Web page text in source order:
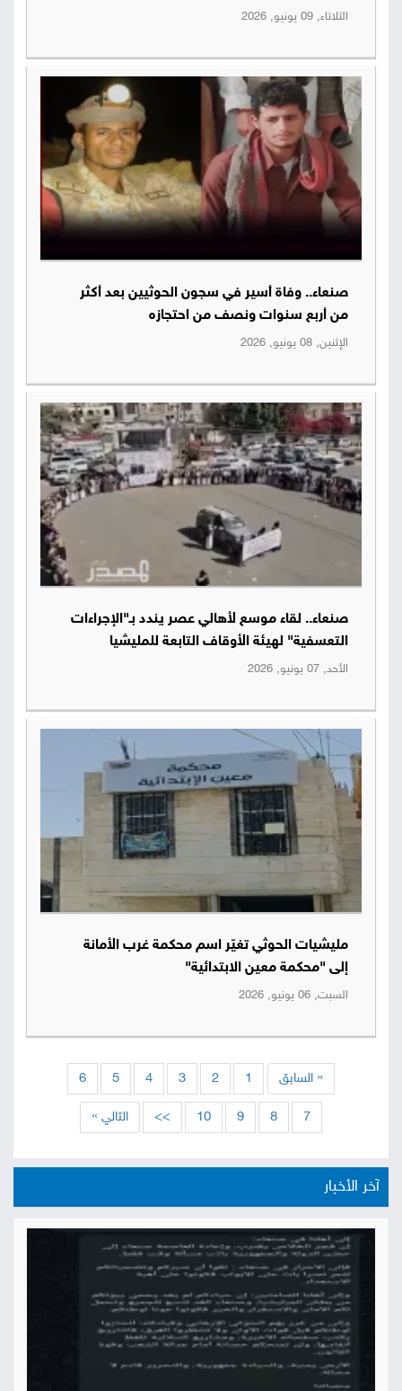
الثلاثاء, 09 يونيو, 2026
صنعاء.. وفاة أسير في سجون الحوثيين بعد أكثر
من أربع سنوات ونصف من احتجازه
الإثنين, 08 يونيو, 2026
صنعاء.. لقاء موسع لأهالي عصر يندد بـ"الإجراءات
التعسفية" لهيئة الأوقاف التابعة للمليشيا
الأحد, 07 يونيو, 2026
مليشيات الحوثي تغيّر اسم محكمة غرب الأمانة
إلى "محكمة معين الابتدائية"
السبت, 06 يونيو, 2026
« السابق 1
2
3
4
5
6
7
8
9
10
>> التالي »
آخر الأخبار